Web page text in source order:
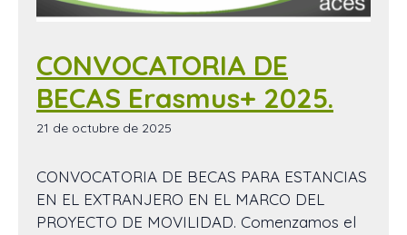
CONVOCATORIA DE
BECAS Erasmus+ 2025.
21 de octubre de 2025
CONVOCATORIA DE BECAS PARA ESTANCIAS
EN EL EXTRANJERO EN EL MARCO DEL
PROYECTO DE MOVILIDAD. Comenzamos el